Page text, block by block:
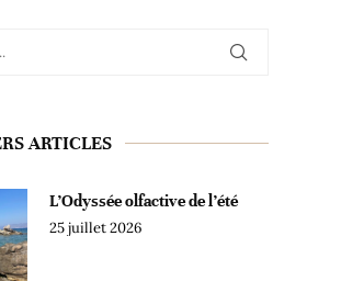
ARTICLES
L’Odyssée olfactive de l’été
25 juillet 2026